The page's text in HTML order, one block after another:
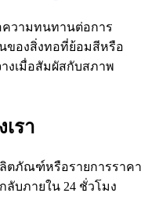
วามทนทานต่อการ
ของสิ่งทอที่ย้อมสีหรือ
งเมื่อสัมผัสกับสภาพ
รา
ตภัณฑ์หรือรายการราคา
ลับภายใน 24 ชั่วโมง